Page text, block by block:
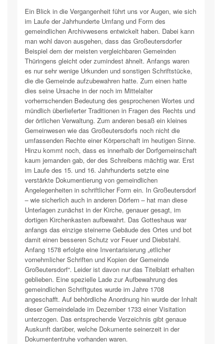
Ein Blick in die Vergangenheit führt uns vor Augen, wie sich
im Laufe der Jahrhunderte Umfang und Form des
gemeindlichen Archivwesens entwickelt haben. Dabei kann
man wohl davon ausgehen, dass das Großeutersdorfer
Beispiel dem der meisten vergleichbaren Gemeinden
Thüringens gleicht oder zumindest ähnelt. Anfangs waren
es nur sehr wenige Urkunden und sonstigen Schriftstücke,
die die Gemeinde aufzubewahren hatte. Zum einen hatte
dies seine Ursache in der noch im Mittelalter
vorherrschenden Bedeutung des gesprochenen Wortes und
mündlich überlieferter Traditionen in Fragen des Rechts und
der örtlichen Verwaltung. Zum anderen besaß ein kleines
Gemeinwesen wie das Großeutersdorfs noch nicht die
umfassenden Rechte einer Körperschaft im heutigen Sinne.
Hinzu kommt noch, dass es innerhalb der Dorfgemeinschaft
kaum jemanden gab, der des Schreibens mächtig war. Erst
im Laufe des 15. und 16. Jahrhunderts setzte eine
verstärkte Dokumentierung von gemeindlichen
Angelegenheiten in schriftlicher Form ein. In Großeutersdorf
– wie sicherlich auch in anderen Dörfern – hat man diese
Unterlagen zunächst in der Kirche, genauer gesagt, im
dortigen Kirchenkasten aufbewahrt. Das Gotteshaus war
anfangs das einzige steinerne Gebäude des Ortes und bot
damit einen besseren Schutz vor Feuer und Diebstahl.
Anfang 1578 erfolgte eine Inventarisierung „etlicher
vornehmlicher Schriften und Kopien der Gemeinde
Großeutersdorf“. Leider ist davon nur das Titelblatt erhalten
geblieben. Eine spezielle Lade zur Aufbewahrung des
gemeindlichen Schriftgutes wurde im Jahre 1708
angeschafft. Auf behördliche Anordnung hin wurde der Inhalt
dieser Gemeindelade im Dezember 1733 einer Visitation
unterzogen. Das entsprechende Verzeichnis gibt genaue
Auskunft darüber, welche Dokumente seinerzeit in der
Dokumententruhe vorhanden waren.